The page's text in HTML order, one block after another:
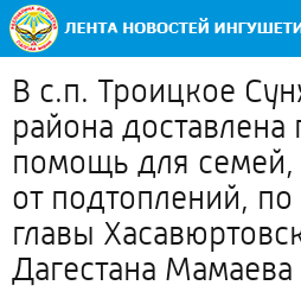
В с.п. Троицкое
района доставлена
помощь для семей,
от подтоплений,
главы
Дагестана Мамаева